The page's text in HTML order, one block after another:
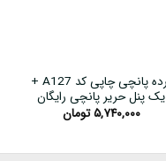
پرده پانچی چاپی کد A127 +
یک پنل حریر پانچی رایگان
۵,۷۴۰,۰۰۰ تومان